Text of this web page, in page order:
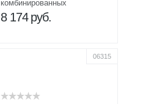
комбинированных
омедненных КГК 10-22
8 174 руб.
06315